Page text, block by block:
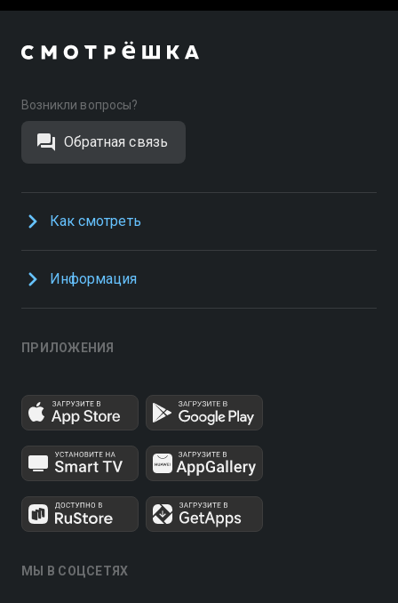
Возникли вопросы?
Обратная связь
Как смотреть
Информация
ПРИЛОЖЕНИЯ
МЫ В СОЦСЕТЯХ